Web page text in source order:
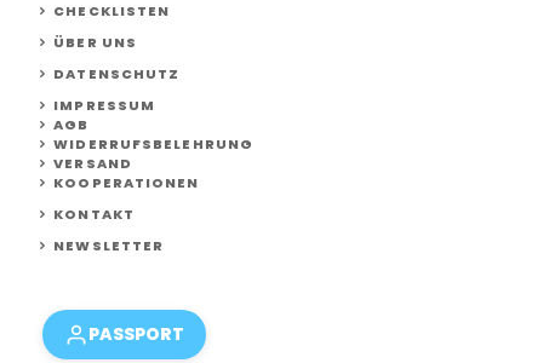
CHECKLISTEN
ÜBER UNS
DATENSCHUTZ
IMPRESSUM
AGB
WIDERRUFSBELEHRUNG
VERSAND
KOOPERATIONEN
KONTAKT
NEWSLETTER
PASSPORT